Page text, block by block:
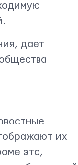
дает
их
это,